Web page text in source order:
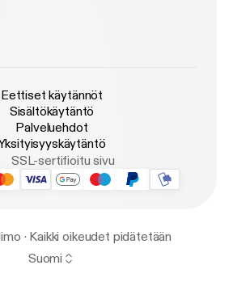
Eettiset käytännöt
Sisältökäytäntö
Palveluehdot
SSL-sertifioitu sivu
· Kaikki oikeudet pidätetään
Suomi